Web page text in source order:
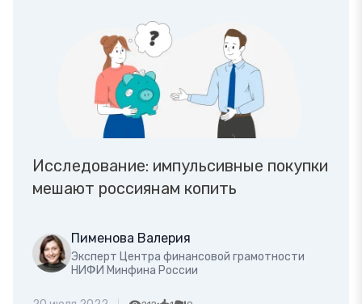
Исследование: импульсивные покупки
мешают россиянам копить
Пименова Валерия
Эксперт Центра финансовой грамотности
НИФИ Минфина России